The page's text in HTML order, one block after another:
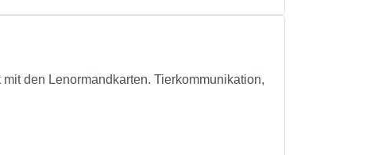
den Lenormandkarten. Tierkommunikation,